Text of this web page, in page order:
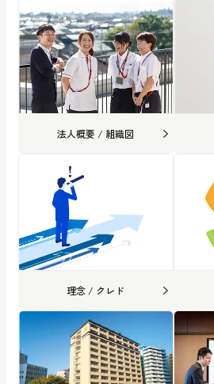
法人概要 / 組織図
理念 / クレド